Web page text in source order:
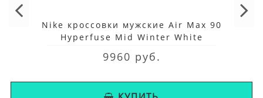
Nike кроссовки мужские Air Max 90
Hyperfuse Mid Winter White
9960 руб.